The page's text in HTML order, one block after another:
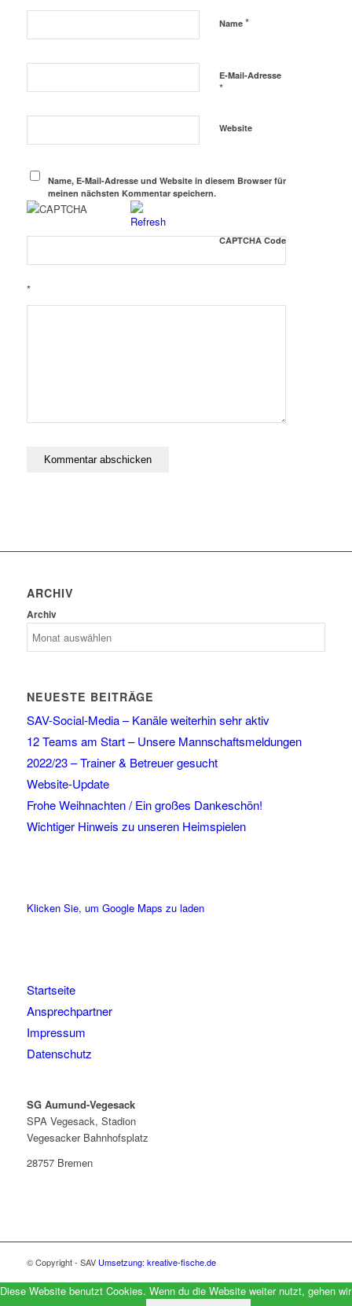
Name *
E-Mail-Adresse
*
Website
Name, E-Mail-Adresse und Website in diesem Browser für
meinen nächsten Kommentar speichern.
CAPTCHA Code
*
ARCHIV
Archiv
NEUESTE BEITRÄGE
SAV-Social-Media – Kanäle weiterhin sehr aktiv
12 Teams am Start – Unsere Mannschaftsmeldungen
2022/23 – Trainer & Betreuer gesucht
Website-Update
Frohe Weihnachten / Ein großes Dankeschön!
Wichtiger Hinweis zu unseren Heimspielen
Klicken Sie, um Google Maps zu laden
Startseite
Ansprechpartner
Impressum
Datenschutz
SG Aumund-Vegesack
SPA Vegesack, Stadion
Vegesacker Bahnhofsplatz
28757 Bremen
© Copyright - SAV Umsetzung: kreative-fische.de
Diese Website benutzt Cookies. Wenn du die Website weiter nutzt, gehen wir